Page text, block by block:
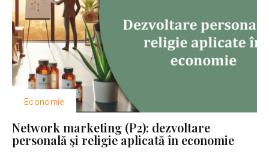
Economie
Network marketing (P2): dezvoltare
personală şi religie aplicată în economie